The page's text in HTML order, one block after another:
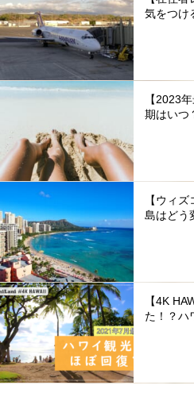
気をつけ
【2023
期はいつ
【ウィ
島はどう
【4K
た！？ハ